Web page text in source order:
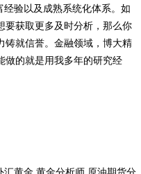
验以及成熟系统化体系。如
要获取更多及时分析，那么你
铸就信誉。金融领域，博大精
做的就是用我多年的研究经
黄金 黄金分析师 原油期货分